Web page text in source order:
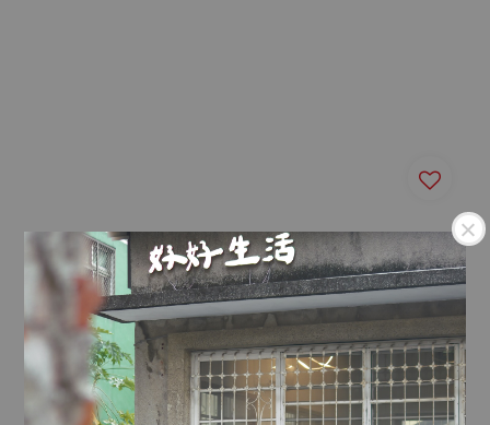
理科手沖咖啡組(咖啡燒
杯+漏斗)
Regular
NT$ 990
化石地質年代玻璃把手高
燒杯
Regular
price
NT$ 590